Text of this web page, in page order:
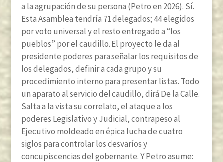
a la agrupación de su persona (Petro en 2026). Sí.
Esta Asamblea tendría 71 delegados; 44 elegidos
por voto universal y el resto entregado a “los
pueblos” por el caudillo. El proyecto le da al
presidente poderes para señalar los requisitos de
los delegados, definir a cada grupo y su
procedimiento interno para presentar listas. Todo
un aparato al servicio del caudillo, dirá De la Calle.
Salta a la vista su correlato, el ataque a los
poderes Legislativo y Judicial, contrapeso al
Ejecutivo moldeado en épica lucha de cuatro
siglos para controlar los desvaríos y
concupiscencias del gobernante. Y Petro asume: